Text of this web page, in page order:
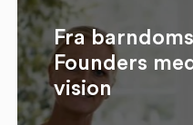
Fra
Founders
vision